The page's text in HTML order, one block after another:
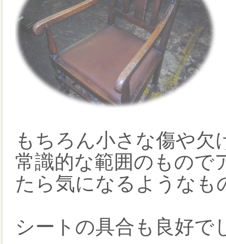
もちろん小さな傷や
常識的な範囲のもので
たら気になるようなも
シートの具合も良好で